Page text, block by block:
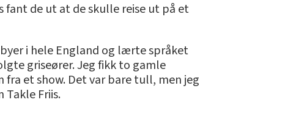
fant de ut at de skulle reise ut på et
i hele England og lærte språket
griseører. Jeg fikk to gamle
et show. Det var bare tull, men jeg
Friis.